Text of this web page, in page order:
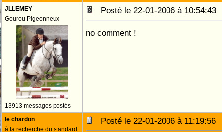
JLLEMEY
Gourou Pigeonneux
13913 messages postés
Posté le 22-01-2006 à
no comment !
le chardon
à la recherche du standard
Posté le 22-01-2006 à